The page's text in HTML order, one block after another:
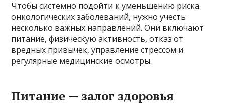
Чтобы системно подойти к уменьшению риска
онкологических заболеваний, нужно учесть
несколько важных направлений. Они включают
питание, физическую активность, отказ от
вредных привычек, управление стрессом и
регулярные медицинские осмотры.
Питание — залог здоровья